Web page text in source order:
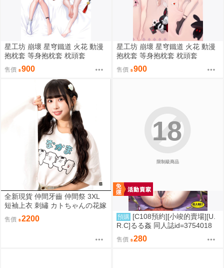
星工坊 崩壞 星穹鐵道 火花 動漫
抱枕套 等身抱枕套 枕頭套
售價 900
星工坊 崩壞 星穹鐵道 火花 動漫
抱枕套 等身抱枕套 枕頭套
售價 900
全新現貨 仲間牙齒 仲間祭 3XL
短袖上衣 刺繡 カトちゃんの花嫁
限定聯名
售價 2200
限制級商品
18
預購 [C108預約][小竣的賣場][U.
R.C]るる姦 同人誌id=3754018
售價 280